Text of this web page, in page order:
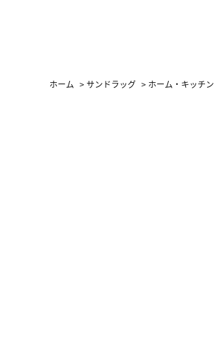
ホーム >サンドラッグ > ホーム・キッチン